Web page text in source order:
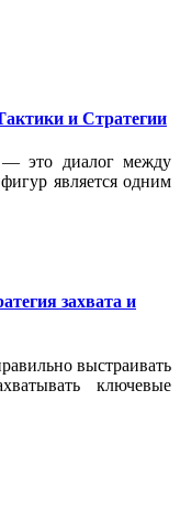
и Стратегии
это диалог между
является одним
захвата и
выстраивать
ключевые